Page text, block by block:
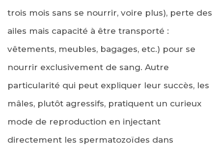
trois mois sans se nourrir, voire plus), perte des
ailes mais capacité à être transporté :
vêtements, meubles, bagages, etc.) pour se
nourrir exclusivement de sang. Autre
particularité qui peut expliquer leur succès, les
mâles, plutôt agressifs, pratiquent un curieux
mode de reproduction en injectant
directement les spermatozoïdes dans